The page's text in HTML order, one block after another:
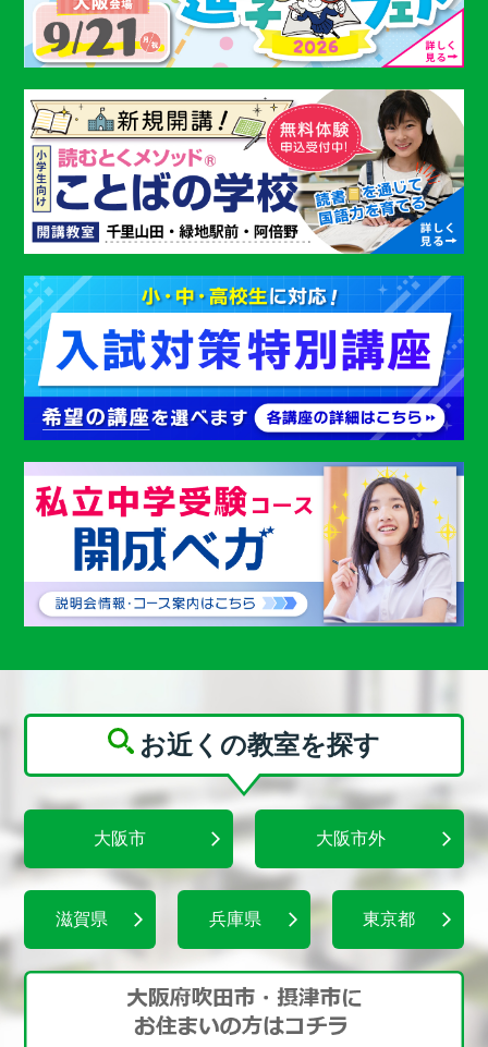
お近くの教室を探す
大阪市 大阪市外
滋賀県 兵庫県 東京都